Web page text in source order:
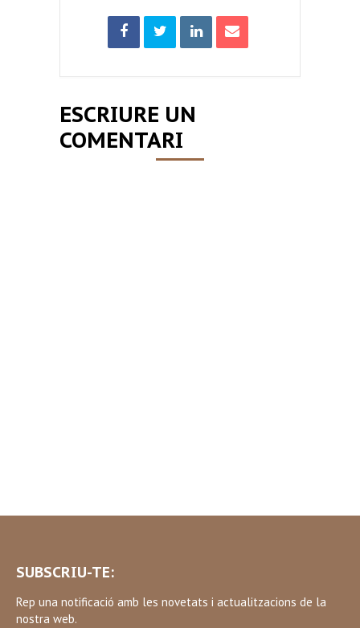
ESCRIURE UN
COMENTARI
SUBSCRIU-TE:
Rep una notificació amb les novetats i actualitzacions de la
nostra web.